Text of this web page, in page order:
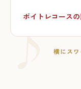
ボイトレコース
横にス